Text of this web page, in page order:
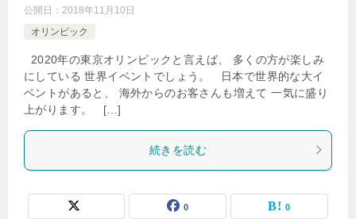
公開日： 2018年11月10日
オリンピック
2020年の東京オリンピックと言えば、 多くの方が楽しみ
にしている 世界イベントでしょう。 日本で世界的な大イ
ベントがあると、 海外からのお客さんも増えて 一気に盛り
上がります。 […]
続きを読む
0 0